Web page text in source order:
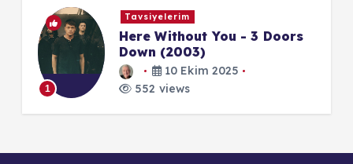
1
Tavsiyelerim
Here Without You - 3 Doors
Down (2003)
10 Ekim 2025
552 views